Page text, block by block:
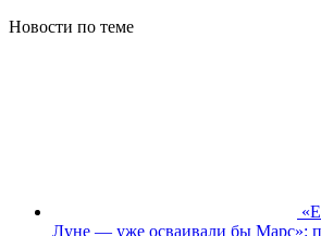
Новости по теме
Луне — уже осваивали бы Марс»: